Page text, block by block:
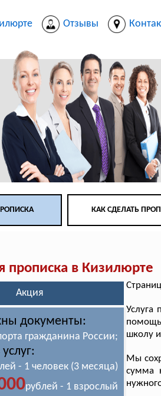
Отзывы
КАК СДЕЛАТЬ
прописка в Кизилюрте
Акция
документы:
гражданина России;
- 1 человек (3 месяца)
рублей - 1 взрослый
Услуга
школу
Мы
сумма